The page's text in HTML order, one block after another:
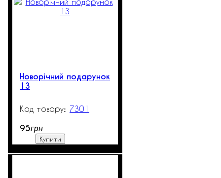
Новорічний подарунок
13
7301
95грн
Купити